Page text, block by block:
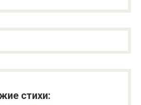
стихи: